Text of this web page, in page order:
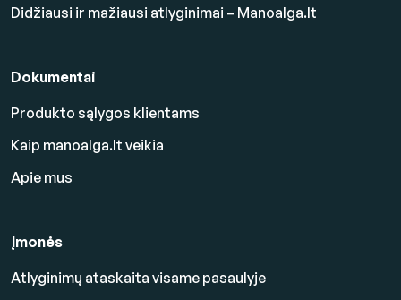
Didžiausi ir mažiausi atlyginimai – Manoalga.lt
Dokumentai
Produkto sąlygos klientams
Kaip manoalga.lt veikia
Apie mus
Įmonės
Atlyginimų ataskaita visame pasaulyje